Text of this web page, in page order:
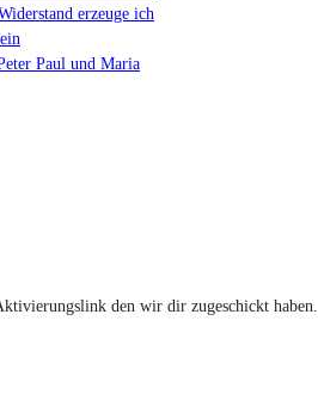
erzeuge ich
Paul und Maria
den wir dir zugeschickt haben.